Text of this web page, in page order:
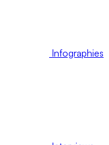
Infographies